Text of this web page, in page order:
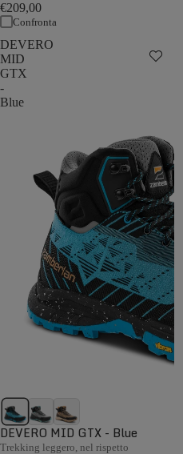
€209,00
Confronta
DEVERO
MID
GTX
-
Blue
DEVERO MID GTX - Blue
Trekking leggero, nel rispetto